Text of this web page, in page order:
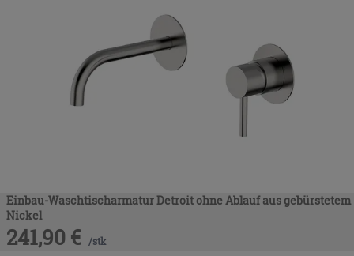
Einbau-Waschtischarmatur Detroit ohne Ablauf aus gebürstetem
Nickel
241,90 € /stk